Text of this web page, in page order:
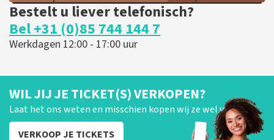
Bestelt u liever telefonisch?
Bel +31 (0)85 744 144 7
Werkdagen 12:00 - 17:00 uur
WIL JIJ JE TICKET(S) VERKOPEN?
Laat het ons weten en misschien kopen wij ze wel van je!
VERKOOP JE TICKETS